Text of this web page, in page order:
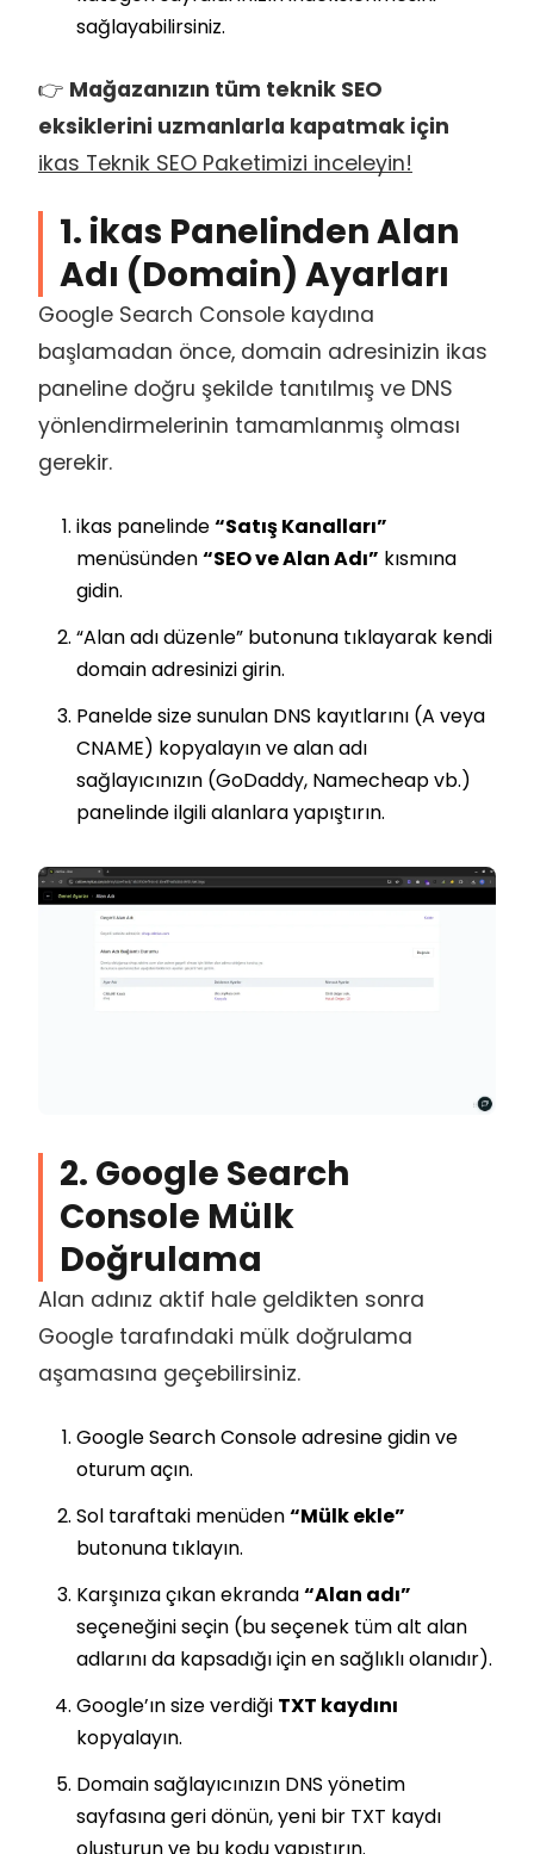
sağlayabilirsiniz.
👉 Mağazanızın tüm teknik SEO
eksiklerini uzmanlarla kapatmak için
ikas Teknik SEO Paketimizi inceleyin!
1. ikas Panelinden Alan
Adı (Domain) Ayarları
Google Search Console kaydına
başlamadan önce, domain adresinizin ikas
paneline doğru şekilde tanıtılmış ve DNS
yönlendirmelerinin tamamlanmış olması
gerekir.
ikas panelinde“Satış Kanalları”
menüsünden“SEO ve Alan Adı” kısmına
gidin.
“Alan adı düzenle” butonuna tıklayarak kendi
domain adresinizi girin.
Panelde size sunulan DNS kayıtlarını (A veya
CNAME) kopyalayın ve alan adı
sağlayıcınızın (GoDaddy, Namecheap vb.)
panelinde ilgili alanlara yapıştırın.
2. Google Search
Console Mülk
Doğrulama
Alan adınız aktif hale geldikten sonra
Google tarafındaki mülk doğrulama
aşamasına geçebilirsiniz.
Google Search Consoleadresine gidin ve
oturum açın.
Sol taraftaki menüden“Mülk ekle”
butonuna tıklayın.
Karşınıza çıkan ekranda“Alan adı”
seçeneğini seçin (bu seçenek tüm alt alan
adlarını da kapsadığı için en sağlıklı olanıdır).
Google’ın size verdiği TXT kaydını
kopyalayın.
Domain sağlayıcınızın DNS yönetim
sayfasına geri dönün, yeni bir TXT kaydı